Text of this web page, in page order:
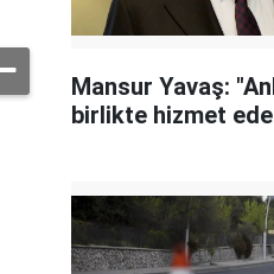
Mansur Yavaş:
birlikte hizmet